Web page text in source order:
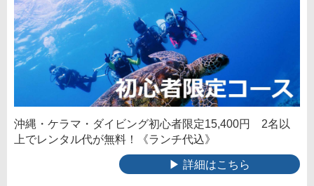
沖縄・ケラマ・ダイビング初心者限定15,400円 2名以
上でレンタル代が無料！《ランチ代込》
▶ 詳細はこちら